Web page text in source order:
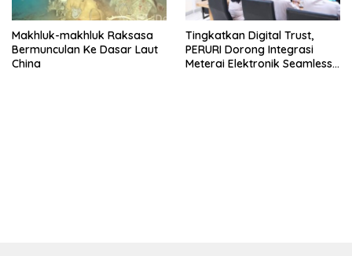
Makhluk-makhluk Raksasa
Bermunculan Ke Dasar Laut
China
Tingkatkan Digital Trust,
PERURI Dorong Integrasi
Meterai Elektronik Seamless